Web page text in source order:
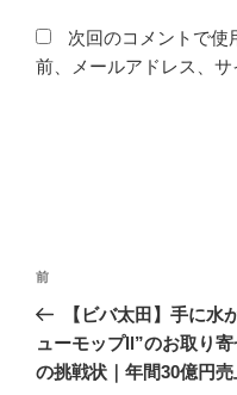
次回のコメントで使
前、メールアドレス、サ
投
ナ
ビ
過
去
の
投
前
【ビバ太田】手に水
ューモップll”のお取り
の挑戦状｜年間30億円売